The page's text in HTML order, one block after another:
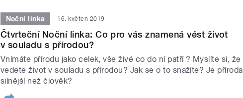
Noční linka 16. květen 2019
Čtvrteční Noční linka: Co pro vás znamená vést život
v souladu s přírodou?
Vnímáte přírodu jako celek, vše živé co do ní patří ? Myslíte si, že
vedete život v souladu s přírodou? Jak se o to snažíte? Je příroda
silnější než člověk?